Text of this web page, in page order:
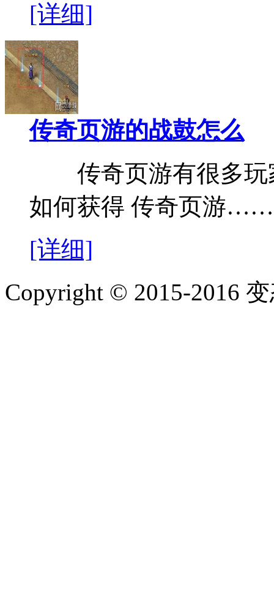
[详细]
传奇页游的战鼓怎么
传奇页游有很多玩
如何获得 传奇页游……
[详细]
Copyright © 2015-2016